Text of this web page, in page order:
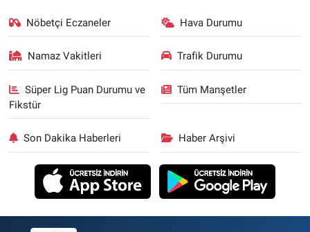
Nöbetçi Eczaneler Hava Durumu
Namaz Vakitleri Trafik Durumu
Süper Lig Puan Durumu ve
Fikstür
Tüm Manşetler
Son Dakika Haberleri Haber Arşivi